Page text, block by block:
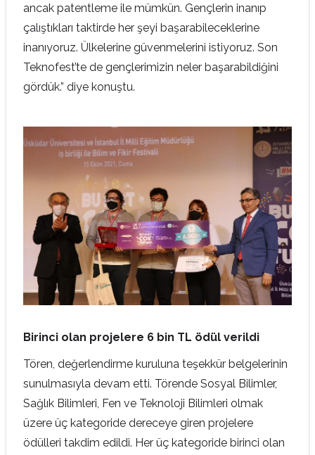
ancak patentleme ile mümkün. Gençlerin inanıp
çalıştıkları taktirde her şeyi başarabileceklerine
inanıyoruz. Ülkelerine güvenmelerini istiyoruz. Son
Teknofest’te de gençlerimizin neler başarabildiğini
gördük.” diye konuştu.
Birinci olan projelere 6 bin TL ödül verildi
Tören, değerlendirme kuruluna teşekkür belgelerinin
sunulmasıyla devam etti. Törende Sosyal Bilimler,
Sağlık Bilimleri, Fen ve Teknoloji Bilimleri olmak
üzere üç kategoride dereceye giren projelere
ödülleri takdim edildi. Her üç kategoride birinci olan